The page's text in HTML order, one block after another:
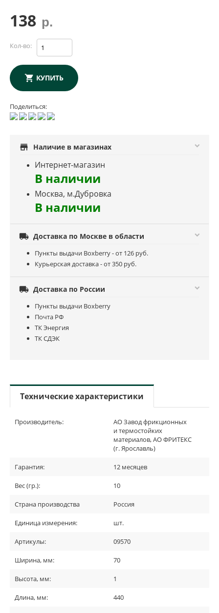
138 р.
Кол-во:
КУПИТЬ
Поделиться:
store Наличие в магазинах
Интернет-магазин
В наличии
Москва, м.Дубровка
В наличии
 Доставка по Москве в области
Пункты выдачи Boxberry - от 126 руб.
Курьерская доставка - от 350 руб.
 Доставка по России
Пункты выдачи Boxberry
Почта РФ
ТК Энергия
ТК СДЭК
Технические характеристики
Производитель:
АО Завод фрикционных
и термостойких
материалов, АО ФРИТЕКС
(г. Ярославль)
Гарантия: 12 месяцев
Вес (гр.): 10
Страна производства Россия
Единица измерения: шт.
Артикулы: 09570
Ширина, мм: 70
Высота, мм: 1
Длина, мм: 440